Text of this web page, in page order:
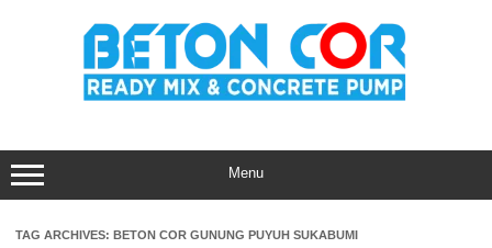
Menu
TAG ARCHIVES: BETON COR GUNUNG PUYUH SUKABUMI